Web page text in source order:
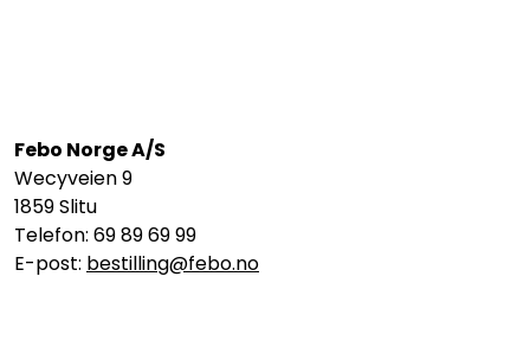
Febo Norge A/S
Wecyveien 9
1859 Slitu
Telefon: 69 89 69 99
E-post: bestilling@febo.no